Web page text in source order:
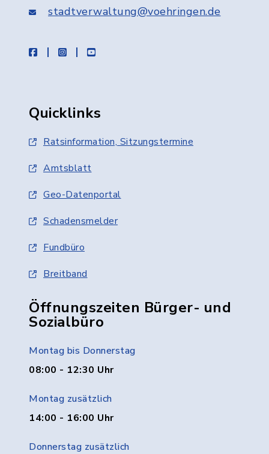
stadtverwaltung@voehringen.de
facebookinstagramyoutube
Quicklinks
Ratsinformation, Sitzungstermine
Amtsblatt
Geo-Datenportal
Schadensmelder
Fundbüro
Breitband
Öffnungszeiten Bürger- und
Sozialbüro
Montag bis Donnerstag
08:00 - 12:30 Uhr
Montag zusätzlich
14:00 - 16:00 Uhr
Donnerstag zusätzlich